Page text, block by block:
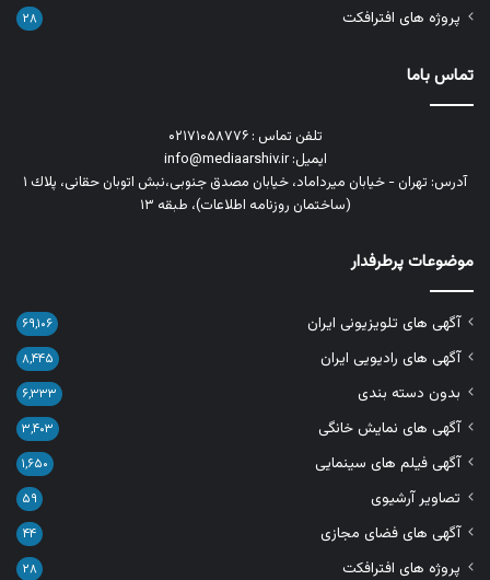
پروژه های افترافکت ۲۸
تماس باما
تلفن تماس : ۰۲۱۷۱۰۵۸۷۷۶
ایمیل: info@mediaarshiv.ir
آدرس: تهران - خیابان میرداماد، خیابان مصدق جنوبی،نبش اتوبان حقانی، پلاك ١
(ساختمان روزنامه اطلاعات)، طبقه ۱۳
موضوعات پرطرفدار
آگهی های تلویزیونی ایران ۶۹,۱۰۶
آگهی های رادیویی ایران ۸,۴۴۵
بدون دسته بندی ۶,۳۳۳
آگهی های نمایش خانگی ۳,۴۰۳
آگهی فیلم های سینمایی ۱,۶۵۰
تصاویر آرشیوی ۵۹
آگهی های فضای مجازی ۴۴
پروژه های افترافکت ۲۸